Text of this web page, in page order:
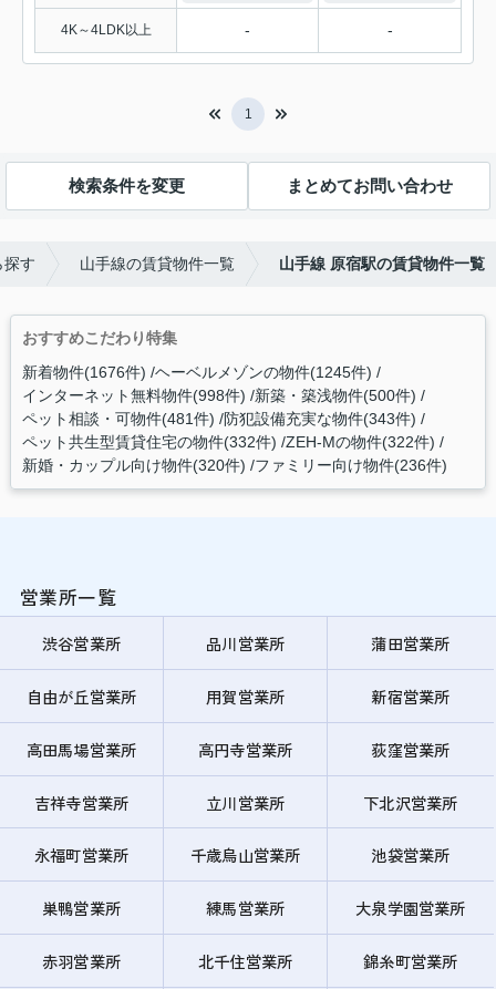
4K～4LDK以上 - -
1
検索条件を変更 まとめてお問い合わせ
探す 山手線の賃貸物件一覧 山手線 原宿駅の賃貸物件一覧
おすすめこだわり特集
新着物件(1676件) ヘーベルメゾンの物件(1245件)
インターネット無料物件(998件) 新築・築浅物件(500件)
ペット相談・可物件(481件) 防犯設備充実な物件(343件)
ペット共生型賃貸住宅の物件(332件) ZEH-Mの物件(322件)
新婚・カップル向け物件(320件) ファミリー向け物件(236件)
営業所一覧
渋谷営業所 品川営業所 蒲田営業所
自由が丘営業所 用賀営業所 新宿営業所
高田馬場営業所 高円寺営業所 荻窪営業所
吉祥寺営業所 立川営業所 下北沢営業所
永福町営業所 千歳烏山営業所 池袋営業所
巣鴨営業所 練馬営業所 大泉学園営業所
赤羽営業所 北千住営業所 錦糸町営業所